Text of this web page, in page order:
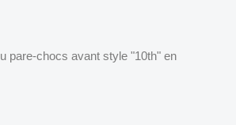
pare-chocs avant style "10th" en